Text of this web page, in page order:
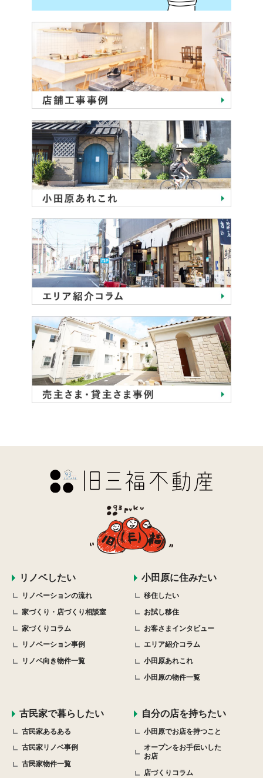
リノベしたい
リノベーションの流れ
家づくり・店づくり相談室
家づくりコラム
リノベーション事例
リノベ向き物件一覧
小田原に住みたい
移住したい
お試し移住
お客さまインタビュー
エリア紹介コラム
小田原あれこれ
小田原の物件一覧
古民家で暮らしたい
古民家あるある
古民家リノベ事例
古民家物件一覧
自分の店を持ちたい
小田原でお店を持つこと
オープンをお手伝いした
お店
店づくりコラム